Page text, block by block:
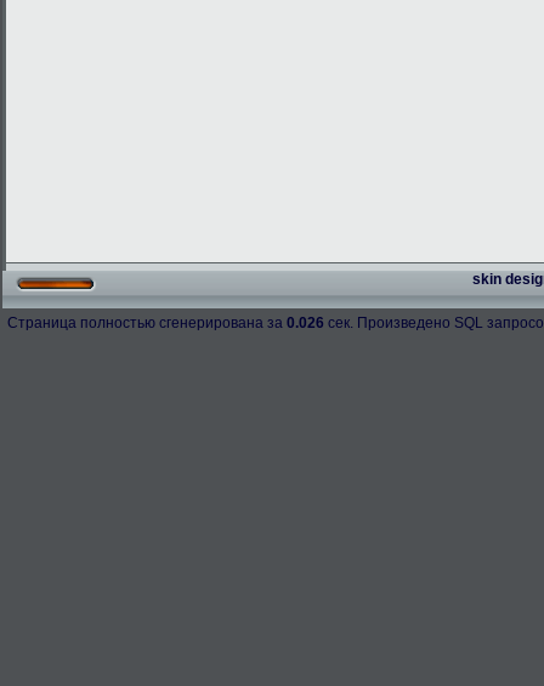
skin
Страница полностью сгенерирована за 0.026 сек. Произведено SQL